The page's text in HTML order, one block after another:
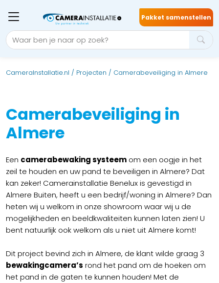
Pakket samenstellen
CameraInstallatie.nl / Projecten / Camerabeveiliging in Almere
Camerabeveiliging in
Almere
Een camerabewaking systeem om een oogje in het
zeil te houden en uw pand te beveiligen in Almere? Dat
kan zeker! Camerainstallatie Benelux is gevestigd in
Almere Buiten, heeft u een bedrijf/woning in Almere? Dan
heten wij u welkom in onze showroom waar wij u de
mogelijkheden en beeldkwaliteiten kunnen laten zien! U
bent natuurlijk ook welkom als u niet uit Almere komt!
Dit project bevind zich in Almere, de klant wilde graag 3
bewakingcamera’s rond het pand om de hoeken om
het pand in de gaten te kunnen houden! Met de